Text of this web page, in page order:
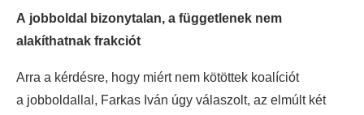
A jobboldal bizonytalan, a függetlenek nem
alakíthatnak frakciót
Arra a kérdésre, hogy miért nem kötöttek koalíciót
a jobboldallal, Farkas Iván úgy válaszolt, az elmúlt két